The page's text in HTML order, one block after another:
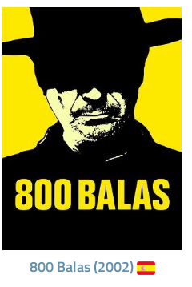
800 Balas (2002)